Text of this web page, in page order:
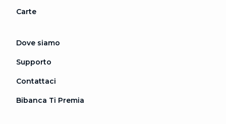
Carte
Dove siamo
Supporto
Contattaci
Bibanca Ti Premia